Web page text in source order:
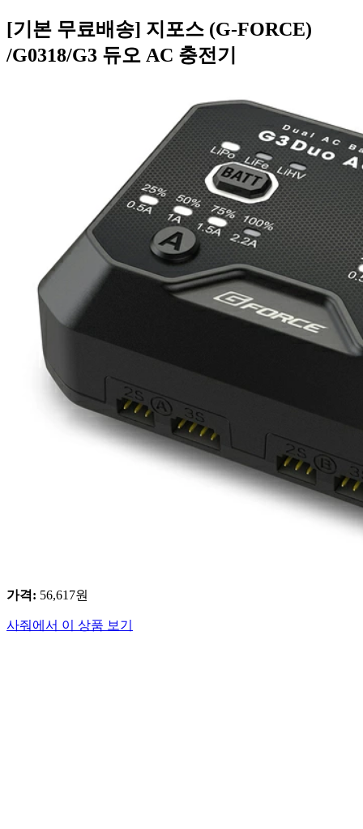
[기본 무료배송] 지포스 (G-FORCE)
/G0318/G3 듀오 AC 충전기
가격: 56,617원
사줘에서 이 상품 보기